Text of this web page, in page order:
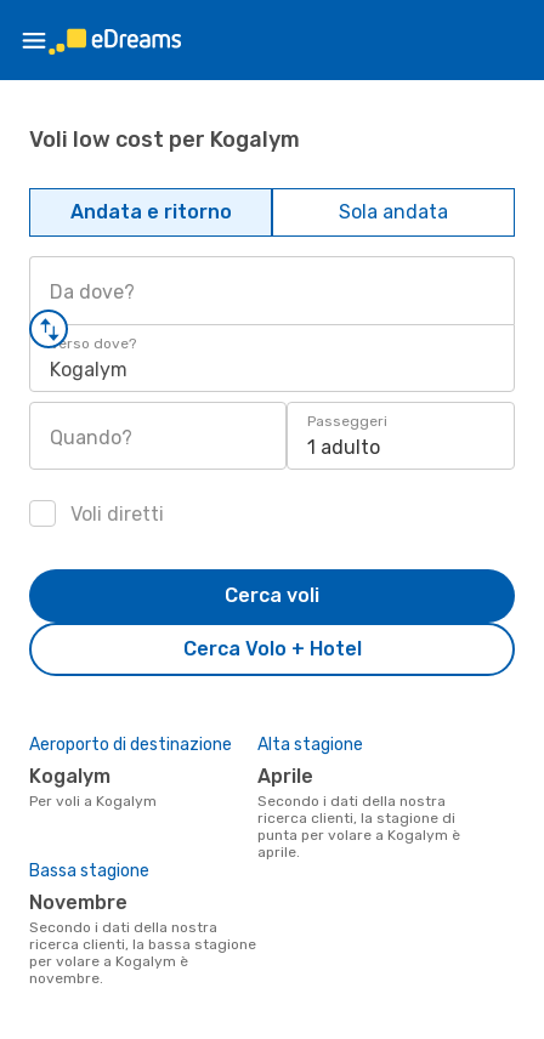
Voli low cost per Kogalym
Andata e ritorno Sola andata
Da dove?
Verso dove?
Kogalym
Quando?
Passeggeri
1 adulto
Voli diretti
Cerca Volo + Hotel
Cerca voli
Aeroporto di destinazione
Kogalym
Per voli a Kogalym
Alta stagione
aprile
Secondo i dati della nostra
ricerca clienti, la stagione di
punta per volare a Kogalym è
aprile.
Bassa stagione
novembre
Secondo i dati della nostra
ricerca clienti, la bassa stagione
per volare a Kogalym è
novembre.